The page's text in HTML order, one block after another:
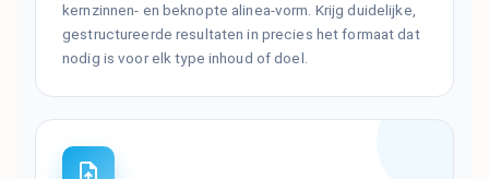
kernzinnen- en beknopte alinea-vorm. Krijg duidelijke,
gestructureerde resultaten in precies het formaat dat
nodig is voor elk type inhoud of doel.